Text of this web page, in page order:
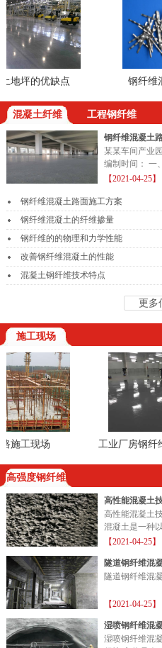
坪的优缺点 钢纤维混
混凝土纤维 工程钢纤维
钢纤维混凝土
某某车间产业园区项目
编制时间： 一
【2021-04-25】
钢纤维混凝土路面施工方案
钢纤维混凝土的纤维掺量
钢纤维的的物理和力学性能
改善钢纤维混凝土的性能
混凝土钢纤维技术特点
更多
施工现场
工现场
工业厂房钢纤维
高强度钢纤维
高性能混凝土
高性能混凝土
混凝土是一种
混凝土...
【2021-04-25】
隧道钢纤维混
【2021-04-25】
湿喷钢纤维混
湿喷钢纤维混